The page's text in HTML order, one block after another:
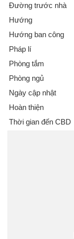
Đường trước nhà
Hướng
Hướng ban công
Pháp lí
Phòng tắm
Phòng ngủ
Ngày cập nhật
Hoàn thiện
Thời gian đến CBD